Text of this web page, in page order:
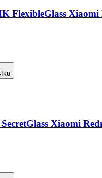
FlexibleGlass Xiaomi
Xiaomi